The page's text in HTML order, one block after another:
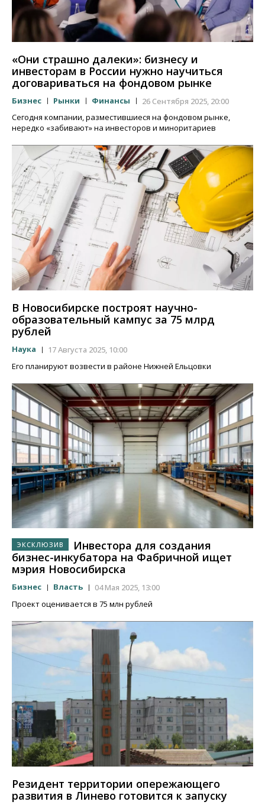
«Они страшно далеки»: бизнесу и
инвесторам в России нужно научиться
договариваться на фондовом рынке
Бизнес Рынки Финансы
26 Сентября 2025, 20:00
Сегодня компании, разместившиеся на фондовом рынке,
нередко «забивают» на инвесторов и миноритариев
В Новосибирске построят научно-
образовательный кампус за 75 млрд
рублей
Наука
17 Августа 2025, 10:00
Его планируют возвести в районе Нижней Ельцовки
Инвестора для создания
бизнес-инкубатора на Фабричной ищет
мэрия Новосибирска
Бизнес Власть
04 Мая 2025, 13:00
Проект оценивается в 75 млн рублей
Резидент территории опережающего
развития в Линево готовится к запуску